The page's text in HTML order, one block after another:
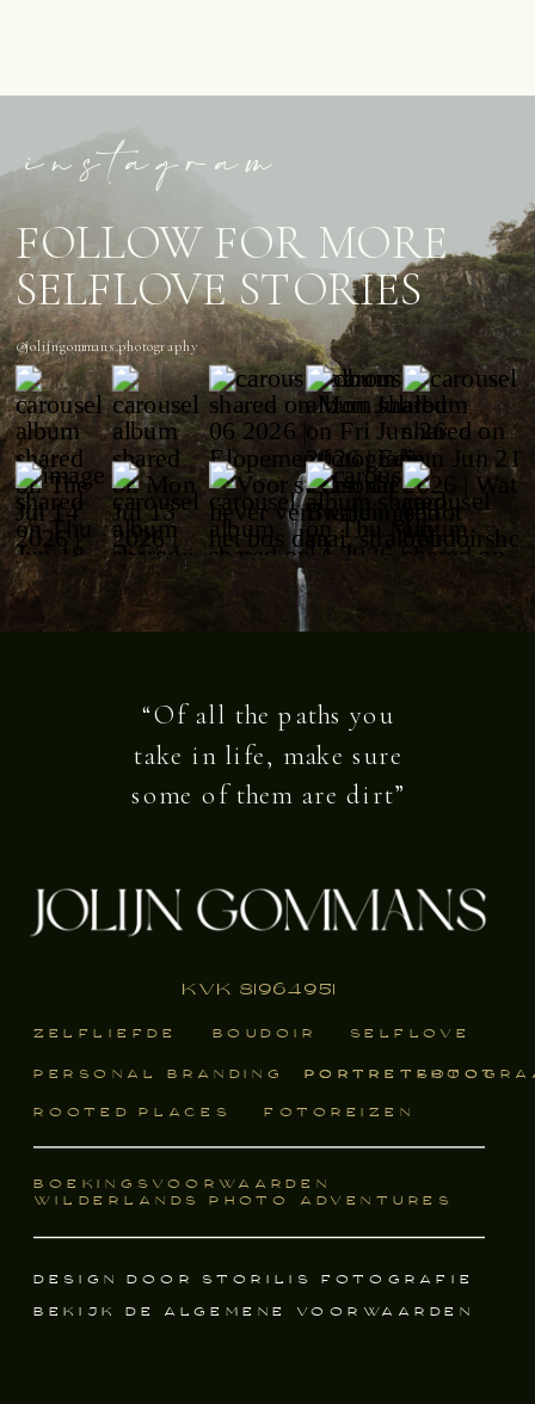
FOLLOW FOR MORE
SELFLOVE STORIES
@jolijngommans.photography
instagram
ZELFLIEFDE
PERSONAL BRANDING
DESIGN DOOR STORILIS FOTOGRAFIE
BEKIJK DE ALGEMENE VOORWAARDEN
“Of all the paths you
take in life, make sure
some of them are dirt”
FOTOREIZEN
KvK 81964951
ROOTED PLACES
BOEKINGSVOORWAARDEN
WILDERLANDS PHOTO ADVENTURES
BOUDOIR SELFLOVE
PORTRETSHOOT